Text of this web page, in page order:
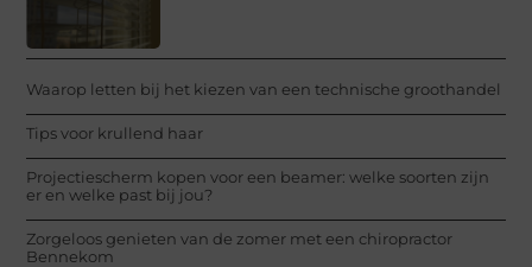
Waarop letten bij het kiezen van een technische groothandel
Tips voor krullend haar
Projectiescherm kopen voor een beamer: welke soorten zijn
er en welke past bij jou?
Zorgeloos genieten van de zomer met een chiropractor
Bennekom